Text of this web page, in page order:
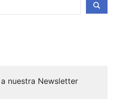
nuestra Newsletter